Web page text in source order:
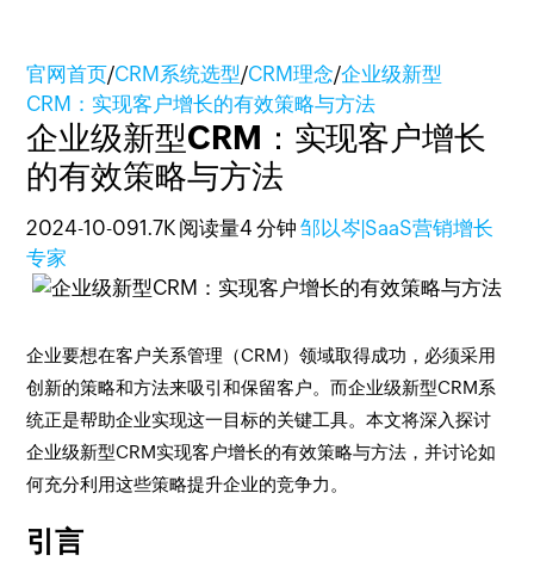
官网首页/CRM系统选型/CRM理念/企业级新型
CRM：实现客户增长的有效策略与方法
企业级新型CRM：实现客户增长
的有效策略与方法
2024-10-091.7K 阅读量4 分钟 邹以岑|SaaS营销增长
专家
企业要想在客户关系管理（CRM）领域取得成功，必须采用
创新的策略和方法来吸引和保留客户。而企业级新型CRM系
统正是帮助企业实现这一目标的关键工具。本文将深入探讨
企业级新型CRM实现客户增长的有效策略与方法，并讨论如
何充分利用这些策略提升企业的竞争力。
引言